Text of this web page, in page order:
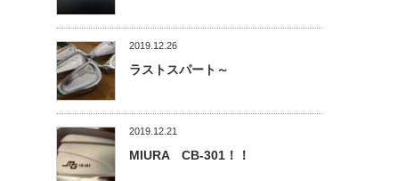
2019.12.26
ラストスパート～
2019.12.21
MIURA CB-301！！